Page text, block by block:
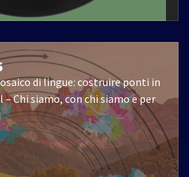
di lingue: costruire ponti in
– Chi siamo, con chi siamo e per